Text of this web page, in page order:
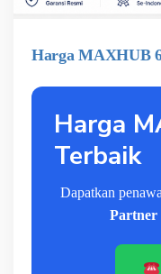
Harga MAXHUB
Harga
Terbaik
Dapatkan
Partner